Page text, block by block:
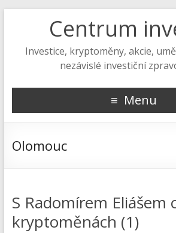
Centrum
Investice, kryptoměny, akcie,
nezávislé investiční
Menu
Olomouc
S Radomírem Eliášem
kryptoměnách (1)